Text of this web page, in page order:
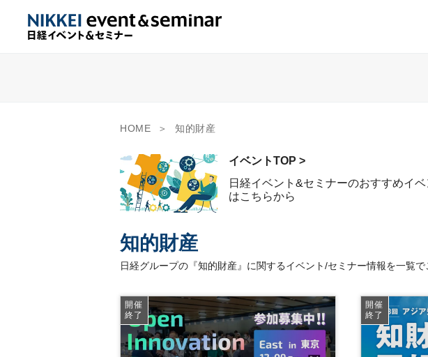
HOME 知的財産
イベントTOP >
日経イベント&セミナーのおすすめイベ
はこちらから
知的財産
日経グループの『知的財産』に関するイベント/セミナー情報を一覧
開催
終了
開催
終了